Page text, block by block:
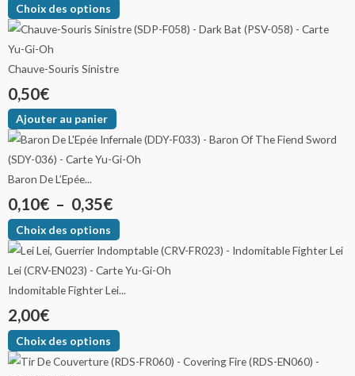
Choix des options
Chauve-Souris Sinistre
0,50€
Ajouter au panier
Baron De L’Epée...
0,10€ – 0,35€
Choix des options
Indomitable Fighter Lei...
2,00€
Choix des options